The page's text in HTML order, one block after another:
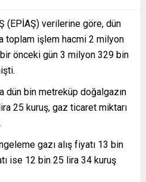
(EPİAŞ) verilerine göre, dün
toplam işlem hacmi 2 milyon
önceki gün 3 milyon 329 bin
dün bin metreküp doğalgazın
25 kuruş, gaz ticaret miktarı
gazı alış fiyatı 13 bin
ise 12 bin 25 lira 34 kuruş